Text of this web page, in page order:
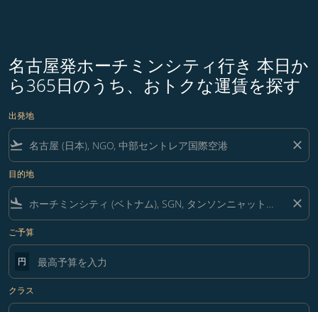
名古屋発ホーチミンシティ行き 本日か
ら365日のうち、おトクな運賃を探す
出発地
flight_takeoff close
目的地
flight_land close
ご予算
円
クラス